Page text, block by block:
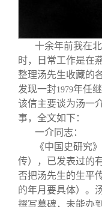
十余年前我在
时，日常工作是在
整理汤先生收藏的
发现一封1979年任
该信主要谈为汤一
事，全文如下：
一介同志：
《中国史研究
传），已发表过的
否把汤先生的生平
的年月要具体）。
撰写墓碑，未能办